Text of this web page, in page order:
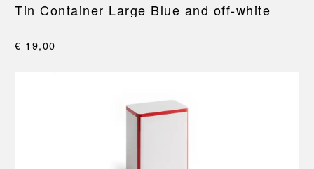
Tin Container Large Blue and off-white
€ 19,00